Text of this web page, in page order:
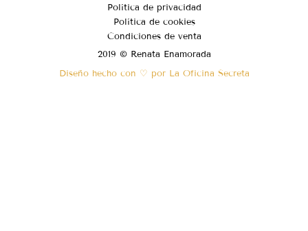
Política de privacidad
Política de cookies
Condiciones de venta
2019 © Renata Enamorada
Diseño hecho con ♡ por La Oficina Secreta